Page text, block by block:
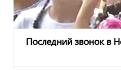
Последний звонок в